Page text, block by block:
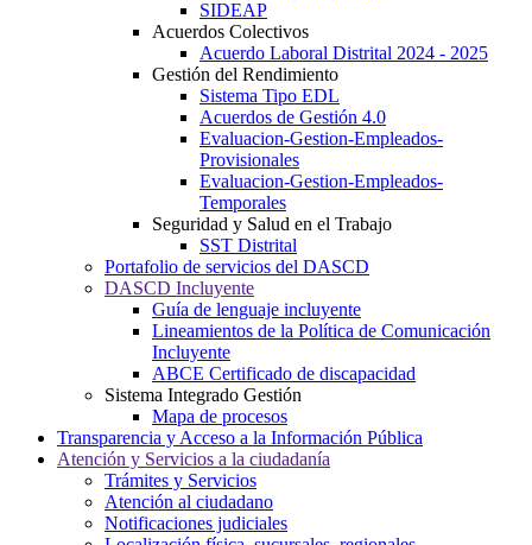
SIDEAP
Acuerdos Colectivos
Acuerdo Laboral Distrital 2024 - 2025
Gestión del Rendimiento
Sistema Tipo EDL
Acuerdos de Gestión 4.0
Evaluacion-Gestion-Empleados-
Provisionales
Evaluacion-Gestion-Empleados-
Temporales
Seguridad y Salud en el Trabajo
SST Distrital
Portafolio de servicios del DASCD
DASCD Incluyente
Guía de lenguaje incluyente
Lineamientos de la Política de Comunicación
Incluyente
ABCE Certificado de discapacidad
Sistema Integrado Gestión
Mapa de procesos
Transparencia y Acceso a la Información Pública
Atención y Servicios a la ciudadanía
Trámites y Servicios
Atención al ciudadano
Notificaciones judiciales